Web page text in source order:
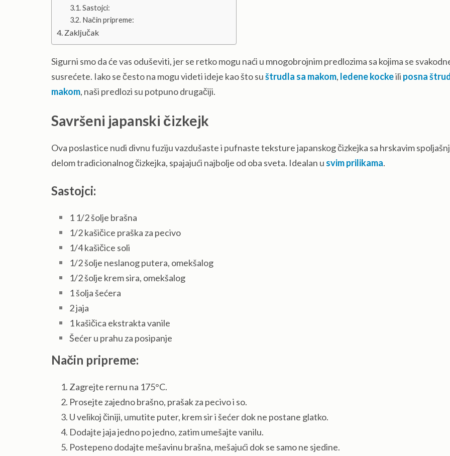
Sastojci:
Način pripreme:
Zaključak
Sigurni smo da će vas oduševiti, jer se retko mogu naći u mnogobrojnim predlozima sa kojima se
susrećete. Iako se često na mogu videti ideje kao što suštrudla sa makom, ledene kockeili posna
makom, naši predlozi su potpuno drugačiji.
Savršeni japanski čizkejk
Ova poslastice nudi divnu fuziju vazdušaste i pufnaste teksture japanskog čizkejka sa hrskavim
delom tradicionalnog čizkejka, spajajući najbolje od oba sveta. Idealan u svim prilikama.
Sastojci:
1 1/2 šolje brašna
1/2 kašičice praška za pecivo
1/4 kašičice soli
1/2 šolje neslanog putera, omekšalog
1/2 šolje krem sira, omekšalog
1 šolja šećera
2 jaja
1 kašičica ekstrakta vanile
Šećer u prahu za posipanje
Način pripreme:
Zagrejte rernu na 175°C.
Prosejte zajedno brašno, prašak za pecivo i so.
U velikoj činiji, umutite puter, krem sir i šećer dok ne postane glatko.
Dodajte jaja jedno po jedno, zatim umešajte vanilu.
Postepeno dodajte mešavinu brašna, mešajući dok se samo ne sjedine.